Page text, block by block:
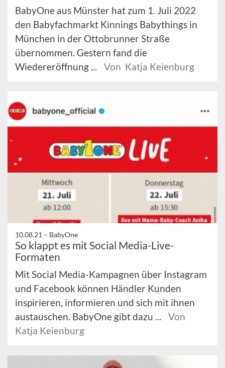
BabyOne aus Münster hat zum 1. Juli 2022
den Babyfachmarkt Kinnings Babythings in
München in der Ottobrunner Straße
übernommen. Gestern fand die
Wiedereröffnung ...
Von Katja Keienburg
10.08.21 – BabyOne
So klappt es mit Social Media-Live-
Formaten
Mit Social Media-Kampagnen über Instagram
und Facebook können Händler Kunden
inspirieren, informieren und sich mit ihnen
austauschen. BabyOne gibt dazu ...
Von
Katja Keienburg